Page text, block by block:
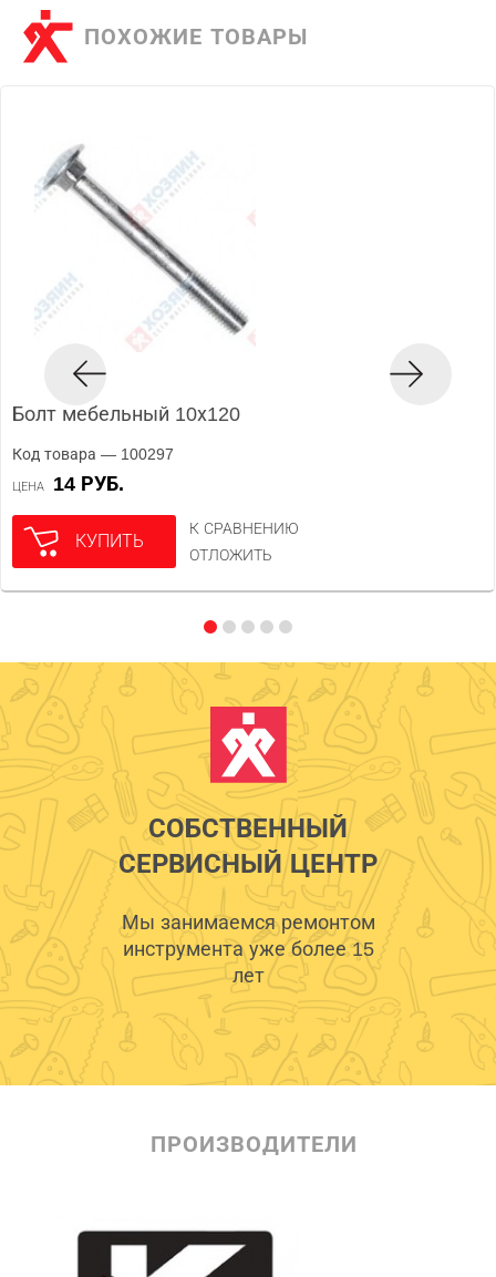
ПОХОЖИЕ ТОВАРЫ
Болт мебельный 10х120
Код товара — 100297
ЦЕНА 14 РУБ.
КУПИТЬ
К СРАВНЕНИЮ
ОТЛОЖИТЬ
СОБСТВЕННЫЙ
СЕРВИСНЫЙ ЦЕНТР
Мы занимаемся ремонтом
инструмента уже более 15
лет
ПРОИЗВОДИТЕЛИ